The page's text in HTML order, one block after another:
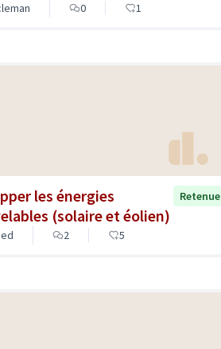
0 1
les énergies
(solaire et éolien)
Retenue
2 5